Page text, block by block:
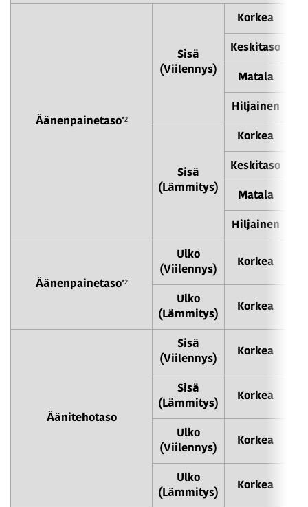
Äänenpainetaso*2
Sisä
(Viilennys)
Korkea
Keskitaso
Matala
Hiljainen
Sisä
(Lämmitys)
Korkea
Keskitaso
Matala
Hiljainen
Äänenpainetaso*2
Ulko
(Viilennys)
Korkea
Ulko
(Lämmitys)
Korkea
Äänitehotaso
Sisä
(Viilennys)
Korkea
Sisä
(Lämmitys)
Korkea
Ulko
(Viilennys)
Korkea
Ulko
(Lämmitys)
Korkea